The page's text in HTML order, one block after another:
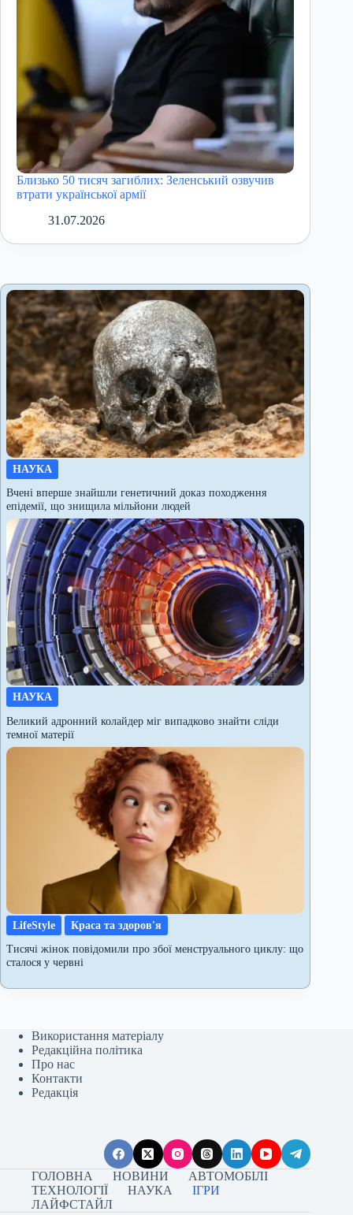
Близько 50 тисяч загиблих: Зеленський озвучив
втрати української армії
31.07.2026
НАУКА
Вчені вперше знайшли генетичний доказ походження
епідемії, що знищила мільйони людей
НАУКА
Великий адронний колайдер міг випадково знайти сліди
темної матерії
LifeStyle
Краса та здоров'я
Тисячі жінок повідомили про збої менструального циклу: що
сталося у червні
Використання матеріалу
Редакційна політика
Про нас
Контакти
Редакція
ГОЛОВНА НОВИНИ
АВТОМОБІЛІ
ТЕХНОЛОГІЇ
НАУКА
ІГРИ
ЛАЙФСТАЙЛ